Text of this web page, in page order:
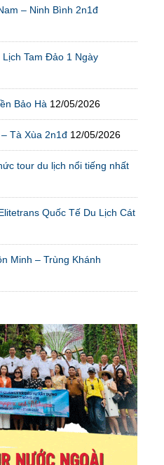
– Ninh Bình 2n1đ
Tam Đảo 1 Ngày
Bảo Hà 12/05/2026
Tà Xùa 2n1đ 12/05/2026
tour du lịch nổi tiếng nhất
Quốc Tế Du Lịch Cát
Minh – Trùng Khánh